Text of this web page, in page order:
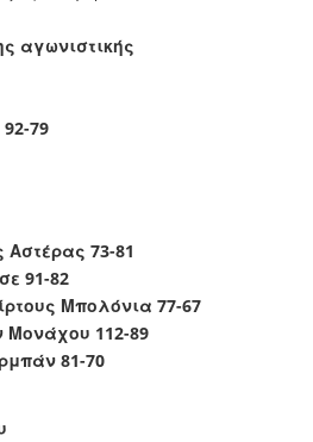
αγωνιστικής
79
73-81
91-82
Μπολόνια 77-67
112-89
81-70